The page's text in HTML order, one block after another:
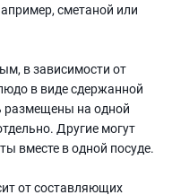
сметаной или
в зависимости от
в виде сдержанной
размещены на одной
Другие могут
вместе в одной посуде.
от составляющих